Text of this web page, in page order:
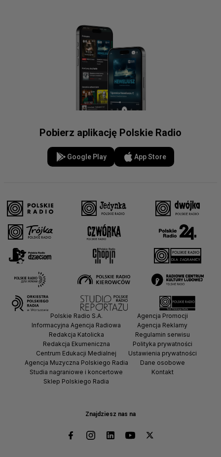
Pobierz aplikację Polskie Radio
Google Play App Store
Znajdziesz nas na
Polskie Radio S.A.
Informacyjna Agencja Radiowa
Redakcja Katolicka
Redakcja Ekumeniczna
Centrum Edukacji Medialnej
Agencja Muzyczna Polskiego Radia
Studia nagraniowe i koncertowe
Sklep Polskiego Radia
Agencja Promocji
Agencja Reklamy
Regulamin serwisu
Polityka prywatności
Ustawienia prywatności
Dane osobowe
Kontakt